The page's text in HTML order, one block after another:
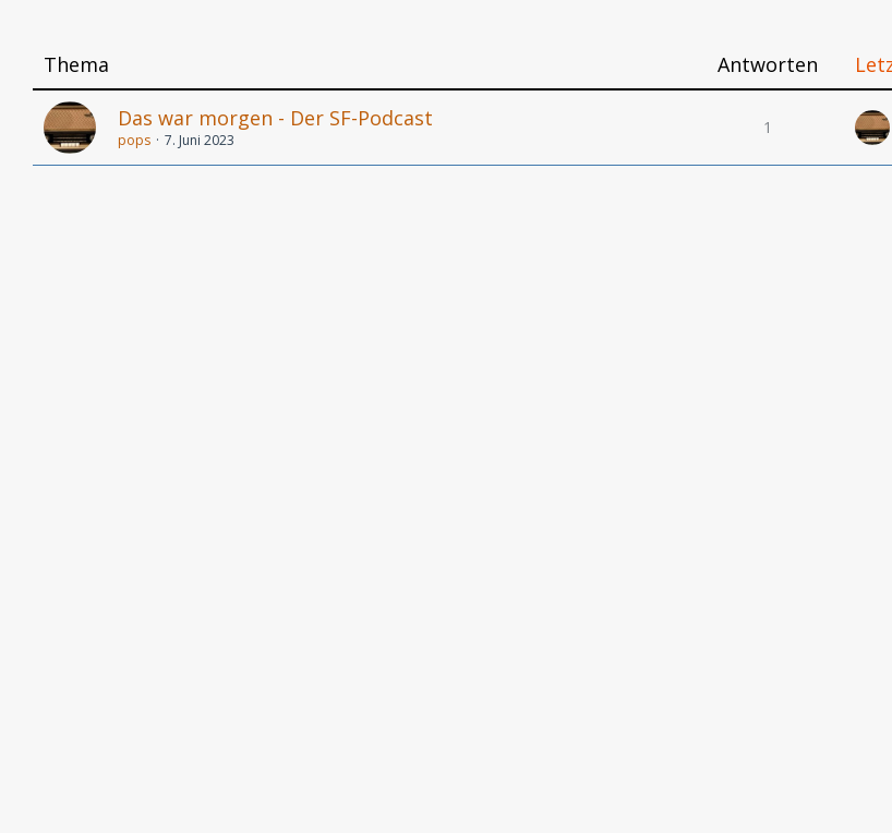
Thema Antworten
Das war morgen - Der SF-Podcast
pops 7. Juni 2023
1